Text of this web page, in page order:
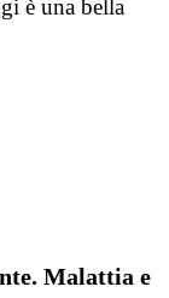
è una bella
Malattia e